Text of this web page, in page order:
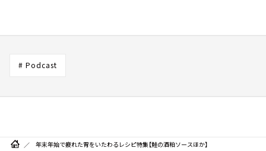
# Podcast
年末年始で疲れた胃をいたわるレシピ特集【鮭の酒粕ソースほか】